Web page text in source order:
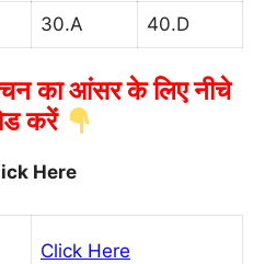
30.A 40.D
का आंसर के लिए नीचे
करें
Here
Click Here